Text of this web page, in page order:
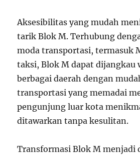
Aksesibilitas yang mudah
tarik Blok M. Terhubung
moda transportasi, termasuk
taksi, Blok M dapat dijangkau
berbagai daerah dengan
transportasi yang memadai
pengunjung luar kota
ditawarkan tanpa kesulitan.
Transformasi Blok M menjadi